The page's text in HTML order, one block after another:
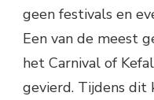
geen festivals en
Een van de meest
het Carnival of
gevierd. Tijdens dit